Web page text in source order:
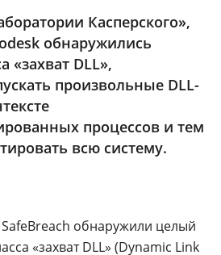
Касперского»,
обнаружились
«захват DLL»,
произвольные DLL-
процессов и тем
всю систему.
обнаружили целый
«захват DLL» (Dynamic Link